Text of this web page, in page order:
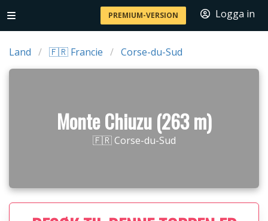
PREMIUM-VERSION Logga in
Land 🇫🇷 Francie Corse-du-Sud
Monte Chiuzu (263 m)
🇫🇷 Corse-du-Sud